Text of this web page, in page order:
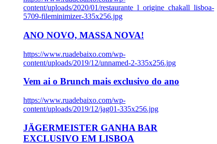
content/uploads/2020/01/restaurante_l_origine_chakall_lisboa-
5709-fileminimizer-335x256.jpg
ANO NOVO, MASSA NOVA!
https://www.ruadebaixo.com/wp-
content/uploads/2019/12/unnamed-2-335x256.jpg
Vem ai o Brunch mais exclusivo do ano
https://www.ruadebaixo.com/wp-
content/uploads/2019/12/jag01-335x256.jpg
JÄGERMEISTER GANHA BAR
EXCLUSIVO EM LISBOA